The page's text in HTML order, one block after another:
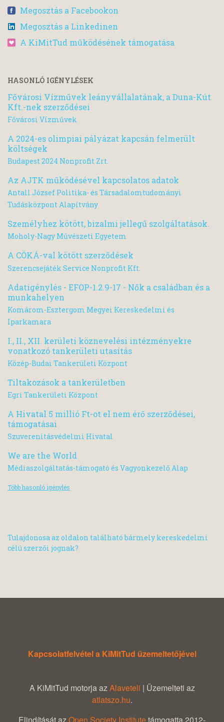
Megosztás a Facebookon
Megosztás a Linkedinen
A KiMitTud működésének támogatása
HASONLÓ IGÉNYLÉSEK
Fővárosi Vízművek leányvállalatának, a Duna-Kút
Kft.-nek szerződései
Fővárosi Vízművek
A 2024-es olimpiai pályázat kapcsán felmerült
költségek
Budapest 2024 Nonprofit Zrt.
Az AJTK működésével kapcsolatos adatok
Antall József Politika- és Társadalomtudományi
Tudásközpont Alapítvány
Személyhez kötött, bizalmi jellegű szolgáltatások.
Moholy-Nagy Művészeti Egyetem
A CÖKÁ-val kötött szerződések
Szerencsejáték Service Nonprofit Kft.
Adatigénylés - EFOP-1.2.9-17 - Nők a családban és a
munkahelyen
Komárom-Esztergom Megyei Kereskedelmi és
Iparkamara
I., II., XII. kerületi köznevelési intézményekre
vonatkozó tankerületi utasítás
Közép-Budai Tankerületi Központ
Tiltakozások a tankerületben
Egri Tankerületi Központ
A Hivatal 5 millió Ft-ot el nem érő szerződései,
támogatásai
Szuverenitásvédelmi Hivatal
We are the World
Médiaszolgáltatás-támogató és Vagyonkezelő Alap
Több hasonló igénylés
Tulajdonosa az oldalon található bármely kereskedelmi
célú szerzői jognak?
Kapcsolatfelvétel a KiMitTud üzemeltetőjével
A KiMitTud motorja azAlaveteli | Üzemelteti az
atlatszo.hu.